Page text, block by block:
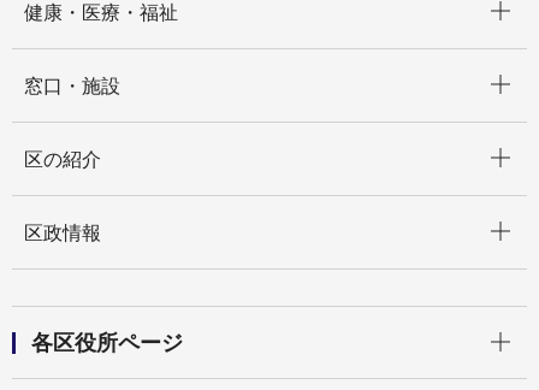
健康・医療・福祉
窓口・施設
区の紹介
区政情報
各区役所ページ